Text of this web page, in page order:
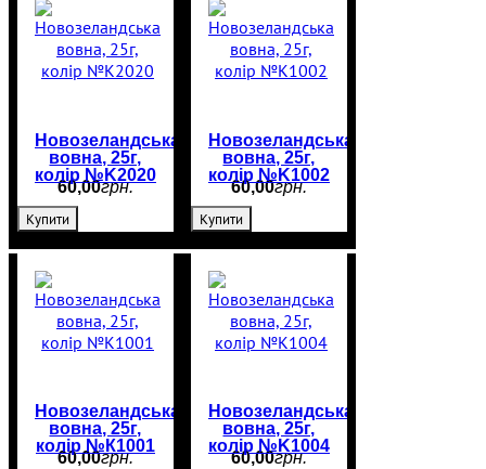
Новозеландська
вовна, 25г,
колір №K2020
60,00грн.
Купити
Новозеландська
вовна, 25г,
колір №K1002
60,00грн.
Купити
Новозеландська
вовна, 25г,
колір №К1001
60,00грн.
Новозеландська
вовна, 25г,
колір №K1004
60,00грн.